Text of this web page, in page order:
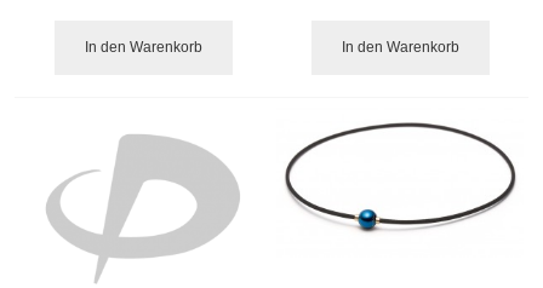
In den Warenkorb In den Warenkorb